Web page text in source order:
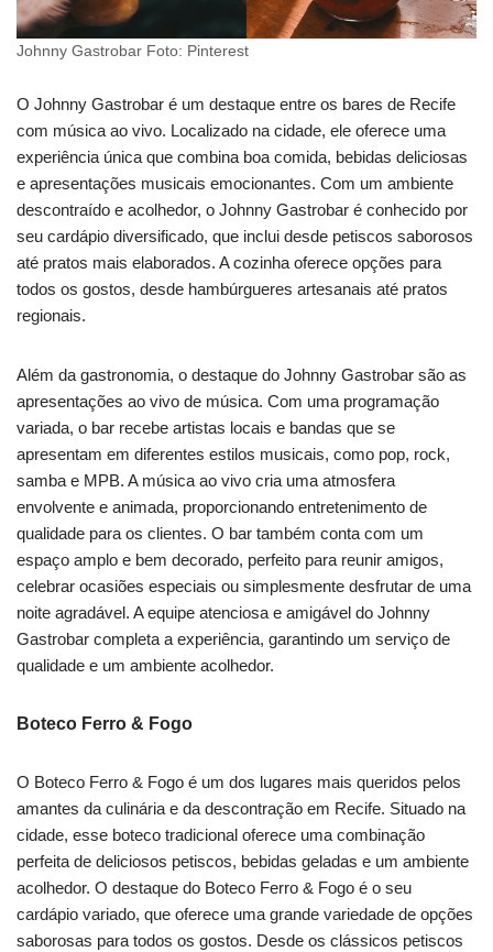
Johnny Gastrobar Foto: Pinterest
O Johnny Gastrobar é um destaque entre os bares de Recife
com música ao vivo. Localizado na cidade, ele oferece uma
experiência única que combina boa comida, bebidas deliciosas
e apresentações musicais emocionantes. Com um ambiente
descontraído e acolhedor, o Johnny Gastrobar é conhecido por
seu cardápio diversificado, que inclui desde petiscos saborosos
até pratos mais elaborados. A cozinha oferece opções para
todos os gostos, desde hambúrgueres artesanais até pratos
regionais.
Além da gastronomia, o destaque do Johnny Gastrobar são as
apresentações ao vivo de música. Com uma programação
variada, o bar recebe artistas locais e bandas que se
apresentam em diferentes estilos musicais, como pop, rock,
samba e MPB. A música ao vivo cria uma atmosfera
envolvente e animada, proporcionando entretenimento de
qualidade para os clientes. O bar também conta com um
espaço amplo e bem decorado, perfeito para reunir amigos,
celebrar ocasiões especiais ou simplesmente desfrutar de uma
noite agradável. A equipe atenciosa e amigável do Johnny
Gastrobar completa a experiência, garantindo um serviço de
qualidade e um ambiente acolhedor.
Boteco Ferro & Fogo
O Boteco Ferro & Fogo é um dos lugares mais queridos pelos
amantes da culinária e da descontração em Recife. Situado na
cidade, esse boteco tradicional oferece uma combinação
perfeita de deliciosos petiscos, bebidas geladas e um ambiente
acolhedor. O destaque do Boteco Ferro & Fogo é o seu
cardápio variado, que oferece uma grande variedade de opções
saborosas para todos os gostos. Desde os clássicos petiscos